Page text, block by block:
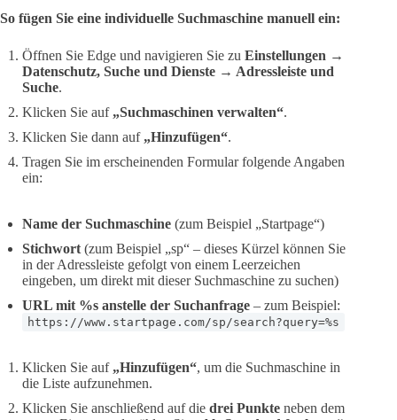
So fügen Sie eine individuelle Suchmaschine manuell ein:
Öffnen Sie Edge und navigieren Sie zu Einstellungen →
Datenschutz, Suche und Dienste → Adressleiste und
Suche.
Klicken Sie auf „Suchmaschinen verwalten“.
Klicken Sie dann auf „Hinzufügen“.
Tragen Sie im erscheinenden Formular folgende Angaben
ein:
Name der Suchmaschine (zum Beispiel „Startpage“)
Stichwort (zum Beispiel „sp“ – dieses Kürzel können Sie
in der Adressleiste gefolgt von einem Leerzeichen
eingeben, um direkt mit dieser Suchmaschine zu suchen)
URL mit %s anstelle der Suchanfrage – zum Beispiel:
https://www.startpage.com/sp/search?query=%s
Klicken Sie auf „Hinzufügen“, um die Suchmaschine in
die Liste aufzunehmen.
Klicken Sie anschließend auf die drei Punkte neben dem